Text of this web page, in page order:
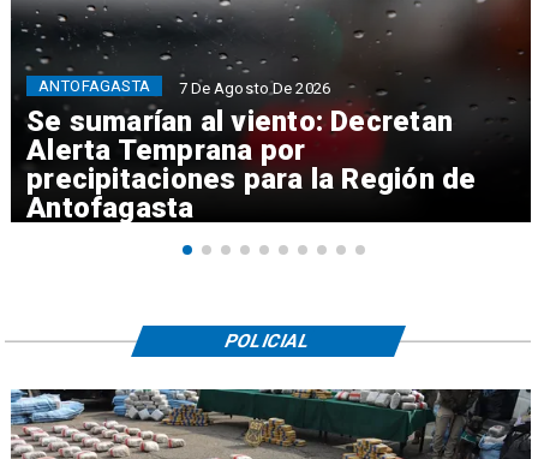
Se sumarían al viento: Decretan
Alerta Temprana por
precipitaciones para la Región de
Antofagasta
ANTOFAGASTA 7 De Agosto De 2026
POLICIAL